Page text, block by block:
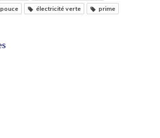
électricité verte prime